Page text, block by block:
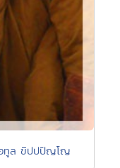
ทูล ขิปปปัญโญ